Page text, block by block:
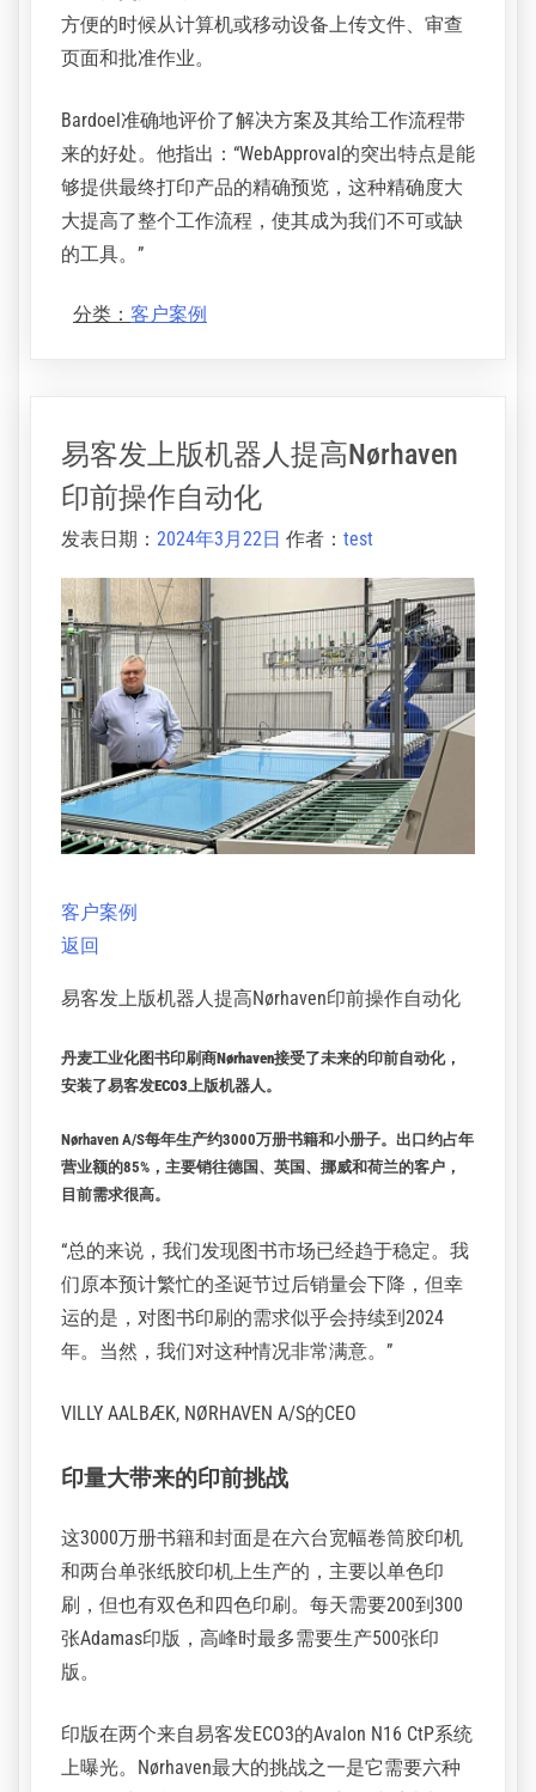
PETER BARDOEL, ROULARTA PRINTING数码装配主
管
通过WebApproval精确预览
为了进一步加强爱克发Apogee工作流程，Roularta
Printing还采用了爱克发Apogee WebApproval，它
提供了一个完整的在线协作门户网站。它专为无
缝文件交换和数字证明验证而设计，允许用户在
页面和批准作业。
够提供最终打印产品的精确预览，这种精确度大
大提高了整个工作流程，使其成为我们不可或缺
的工具。”
客户案例
易客发上版机器人提高Nørhaven
印前操作自动化
发表日期： 2024年3月22日作者：test
客户案例
易客发上版机器人提高Nørhaven印前操作自动化
丹麦工业化图书印刷商Nørhaven接受了未来的印前自动化，
安装了易客发ECO3上版机器人。
Nørhaven A/S每年生产约3000万册书籍和小册子。出口约占年
目前需求很高。
“总的来说，我们发现图书市场已经趋于稳定。我
们原本预计繁忙的圣诞节过后销量会下降，但幸
运的是，对图书印刷的需求似乎会持续到2024
年。当然，我们对这种情况非常满意。”
VILLY AALBÆK, NØRHAVEN A/S的CEO
印量大带来的印前挑战